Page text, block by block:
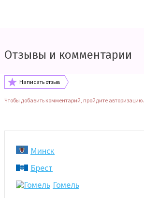
Отзывы и комментарии
Написать отзыв
Чтобы добавить комментарий, пройдите авторизацию.
Минск
Брест
Гомель